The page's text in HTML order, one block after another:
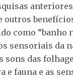
outros
como “banho
sensoriais da
sons das
fauna e as